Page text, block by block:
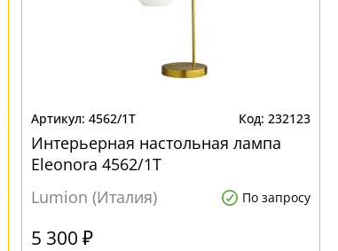
4562/1T 232123
Интерьерная настольная лампа
Eleonora 4562/1T
Lumion (Италия)
По запросу
5 300 ₽